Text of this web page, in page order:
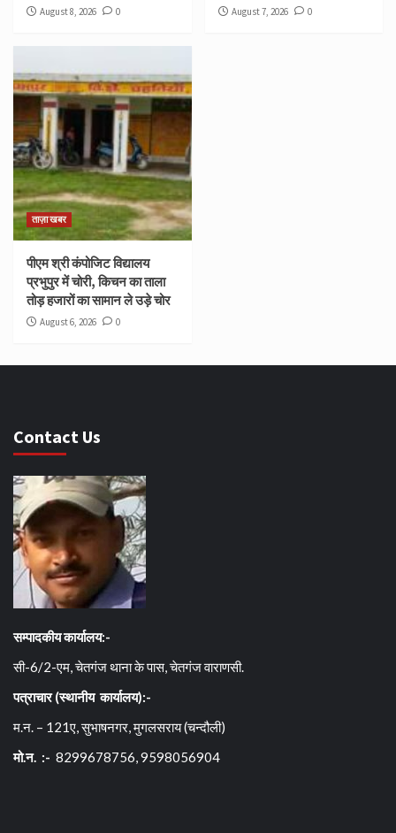
August 8, 2026 0 August 7, 2026 0
ताज़ा खबर
पीएम श्री कंपोजिट विद्यालय
प्रभुपुर में चोरी, किचन का ताला
तोड़ हजारों का सामान ले उड़े चोर
August 6, 2026 0
Contact Us
सम्पादकीय कार्यालय:-
सी-6/2-एम, चेतगंज थाना के पास, चेतगंज वाराणसी.
पत्राचार (स्थानीय कार्यालय):-
म.न. – 121ए, सुभाषनगर, मुगलसराय (चन्दौली)
मो.न. :- 8299678756, 9598056904